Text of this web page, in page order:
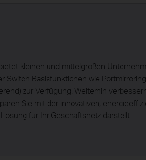
kleinen und mittelgroßen
Switch Basisfunktionen wie
zur Verfügung. Weiterhin
Sie mit der innovativen,
für Ihr Geschäftsnetz darstellt.